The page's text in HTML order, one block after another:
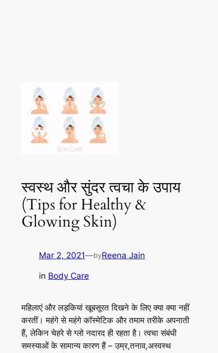
स्वस्थ और सुंदर त्वचा के उपाय
(Tips for Healthy &
Glowing Skin)
Mar 2, 2021—byReena Jain
in Body Care
महिलाएं और लड़कियां खूबसूरत दिखने के लिए क्या क्या नहीं
करतीं। महंगे से महंगे कॉस्मेटिक और तमाम तरीके अपनाती
हैं, लेकिन चेहरे से ग्लो नदारद ही रहता है। त्वचा संबंधी
समस्याओं के सामान्य कारण हैं – उम्र,तनाव,अस्वस्थ